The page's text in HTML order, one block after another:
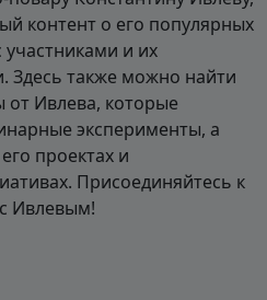
контент о его популярных
и их
Здесь также можно найти
Ивлева, которые
эксперименты, а
проектах и
Присоединяйтесь к
Ивлевым!